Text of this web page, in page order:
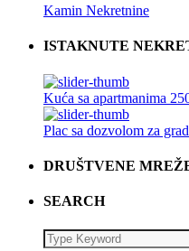
Kamin Nekretnine
ISTAKNUTE
Kuća sa apartmanima
Plac sa dozvolom za
DRUŠTVENE
SEARCH